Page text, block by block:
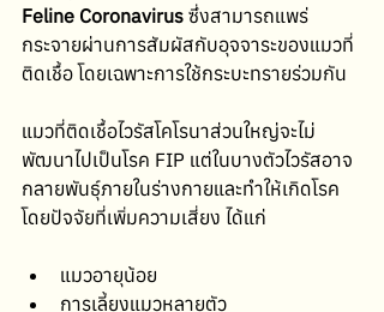
Feline Coronavirus ซึ่งสามารถแพร่
กระจายผ่านการสัมผัสกับอุจจาระของแมวที่
ติดเชื้อ โดยเฉพาะการใช้กระบะทรายร่วมกัน
แมวที่ติดเชื้อไวรัสโคโรนาส่วนใหญ่จะไม่
พัฒนาไปเป็นโรค FIP แต่ในบางตัวไวรัสอาจ
กลายพันธุ์ภายในร่างกายและทำให้เกิดโรค
โดยปัจจัยที่เพิ่มความเสี่ยง ได้แก่
แมวอายุน้อย
การเลี้ยงแมวหลายตัว